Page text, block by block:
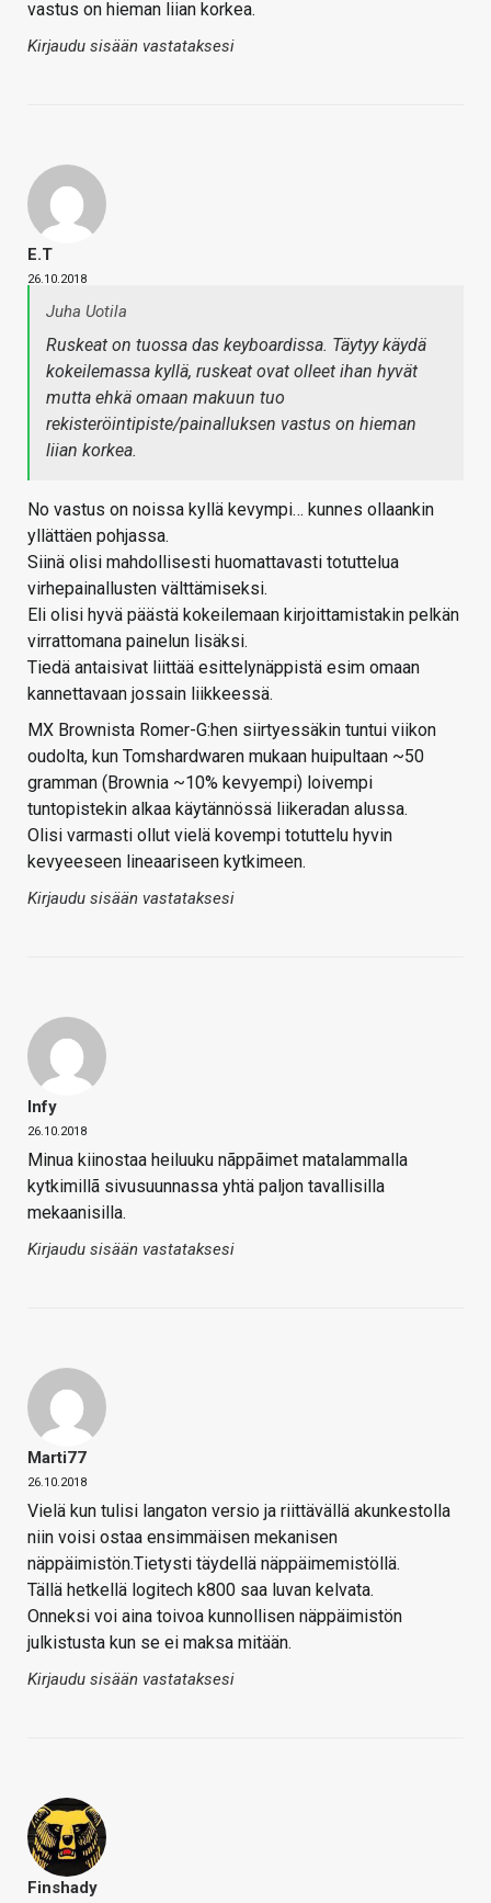
vastus on hieman liian korkea.
Kirjaudu sisään vastataksesi
E.T
26.10.2018
Juha Uotila
Ruskeat on tuossa das keyboardissa. Täytyy käydä
kokeilemassa kyllä, ruskeat ovat olleet ihan hyvät
mutta ehkä omaan makuun tuo
rekisteröintipiste/painalluksen vastus on hieman
liian korkea.
No vastus on noissa kyllä kevympi… kunnes ollaankin
yllättäen pohjassa.
Siinä olisi mahdollisesti huomattavasti totuttelua
virhepainallusten välttämiseksi.
Eli olisi hyvä päästä kokeilemaan kirjoittamistakin pelkän
virrattomana painelun lisäksi.
Tiedä antaisivat liittää esittelynäppistä esim omaan
kannettavaan jossain liikkeessä.
MX Brownista Romer-G:hen siirtyessäkin tuntui viikon
oudolta, kun Tomshardwaren mukaan huipultaan ~50
gramman (Brownia ~10% kevyempi) loivempi
tuntopistekin alkaa käytännössä liikeradan alussa.
Olisi varmasti ollut vielä kovempi totuttelu hyvin
kevyeeseen lineaariseen kytkimeen.
Kirjaudu sisään vastataksesi
Infy
26.10.2018
Minua kiinostaa heiluuku nãppãimet matalammalla
kytkimillã sivusuunnassa yhtä paljon tavallisilla
mekaanisilla.
Kirjaudu sisään vastataksesi
Marti77
26.10.2018
Vielä kun tulisi langaton versio ja riittävällä akunkestolla
niin voisi ostaa ensimmäisen mekanisen
näppäimistön.Tietysti täydellä näppäimemistöllä.
Tällä hetkellä logitech k800 saa luvan kelvata.
Onneksi voi aina toivoa kunnollisen näppäimistön
julkistusta kun se ei maksa mitään.
Kirjaudu sisään vastataksesi
Finshady